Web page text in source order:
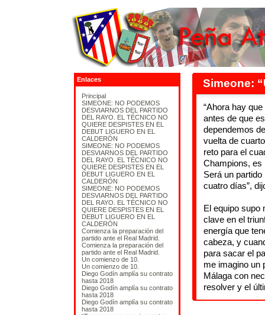
Enlaces
Principal
SIMEONE: NO PODEMOS
DESVIARNOS DEL PARTIDO
DEL RAYO. EL TÉCNICO NO
QUIERE DESPISTES EN EL
DEBUT LIGUERO EN EL
CALDERÓN
SIMEONE: NO PODEMOS
DESVIARNOS DEL PARTIDO
DEL RAYO. EL TÉCNICO NO
QUIERE DESPISTES EN EL
DEBUT LIGUERO EN EL
CALDERÓN
SIMEONE: NO PODEMOS
DESVIARNOS DEL PARTIDO
DEL RAYO. EL TÉCNICO NO
QUIERE DESPISTES EN EL
DEBUT LIGUERO EN EL
CALDERÓN
Comienza la preparación del
partido ante el Real Madrid.
Comienza la preparación del
partido ante el Real Madrid.
Un comienzo de 10.
Un comienzo de 10.
Diego Godín amplía su contrato
hasta 2018
Diego Godín amplía su contrato
hasta 2018
Diego Godín amplía su contrato
hasta 2018
Simeone:
“Ahora hay
antes de que
dependemos
vuelta de
reto para el
Champions, es
Será un
cuatro días”,
El equipo supo
clave en el
energía que
cabeza, y
para sacar el
me imagino un
Málaga con
resolver y el